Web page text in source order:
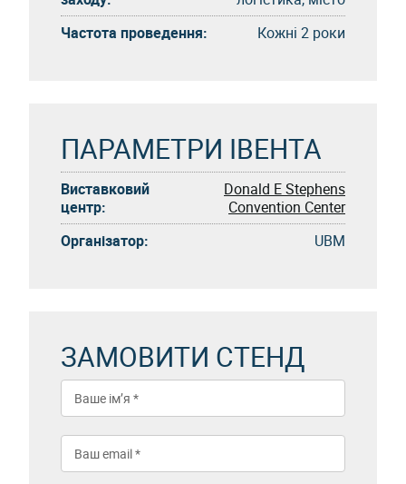
Частота проведення:
Кожні 2 роки
ПАРАМЕТРИ ІВЕНТА
Виставковий
центр:
Donald E Stephens
Convention Center
Організатор:
UBM
ЗАМОВИТИ СТЕНД